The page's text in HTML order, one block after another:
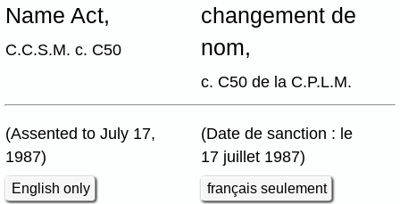
Name Act,
C.C.S.M. c. C50
changement de
nom,
c. C50 de la C.P.L.M.
(Assented to July 17,
1987)
(Date de sanction : le
17 juillet 1987)
English only
français seulement